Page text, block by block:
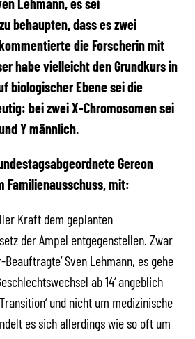
Lehmann, es sei
behaupten, dass es zwei
die Forscherin mit
habe vielleicht den Grundkurs in
biologischer Ebene sei die
bei zwei X-Chromosomen sei
Y männlich.
Gereon
Familienausschuss, mit:
Kraft dem geplanten
der Ampel entgegenstellen. Zwar
Sven Lehmann, es gehe
ab 14‘ angeblich
und nicht um medizinische
es sich allerdings wie so oft um